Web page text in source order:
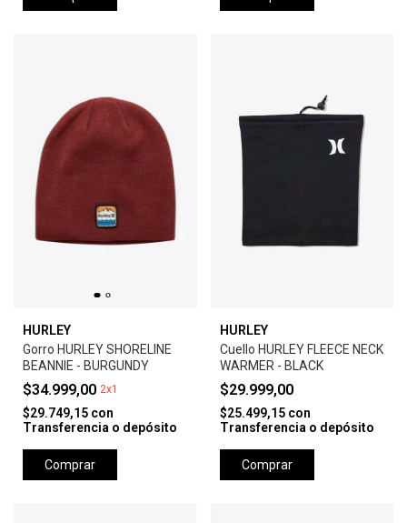
HURLEY
Gorro HURLEY SHORELINE
BEANNIE - BURGUNDY
$34.999,00 2x1
$29.749,15 con
Transferencia o depósito
Comprar
HURLEY
Cuello HURLEY FLEECE NECK
WARMER - BLACK
$29.999,00
$25.499,15 con
Transferencia o depósito
Comprar